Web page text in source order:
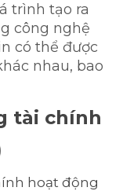
trình tạo ra
công nghệ
có thể được
nhau, bao
tài chính
hoạt động